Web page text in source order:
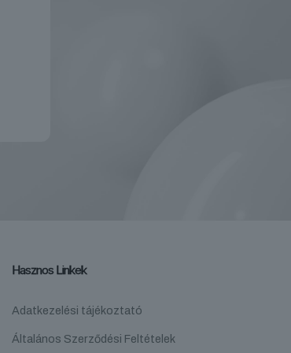
Hasznos Linkek
Adatkezelési tájékoztató
Általános Szerződési Feltételek